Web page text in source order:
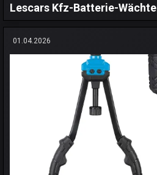
Lescars Kfz-Batterie-
01.04.2026